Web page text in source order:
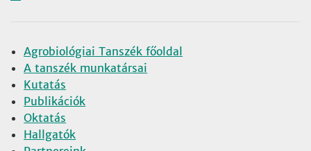
Agrobiológiai Tanszék főoldal
A tanszék munkatársai
Kutatás
Publikációk
Oktatás
Hallgatók